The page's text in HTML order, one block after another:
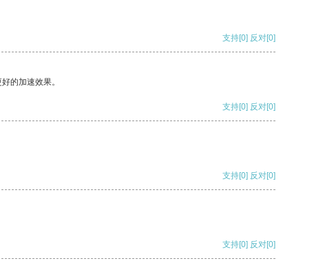
支持[0] 反对[0]
的加速效果。
支持[0] 反对[0]
支持[0] 反对[0]
支持[0] 反对[0]